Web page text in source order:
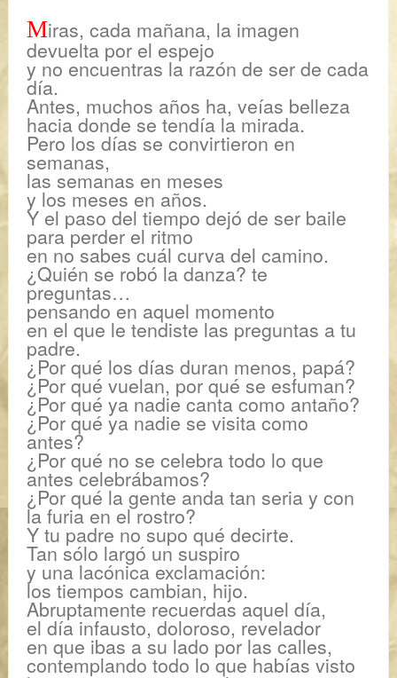
Miras, cada mañana, la imagen
devuelta por el espejo
y no encuentras la razón de ser de cada
día.
Antes, muchos años ha, veías belleza
hacia donde se tendía la mirada.
Pero los días se convirtieron en
semanas,
las semanas en meses
y los meses en años.
Y el paso del tiempo dejó de ser baile
para perder el ritmo
en no sabes cuál curva del camino.
¿Quién se robó la danza? te
preguntas…
pensando en aquel momento
en el que le tendiste las preguntas a tu
padre.
¿Por qué los días duran menos, papá?
¿Por qué vuelan, por qué se esfuman?
¿Por qué ya nadie canta como antaño?
¿Por qué ya nadie se visita como
antes?
¿Por qué no se celebra todo lo que
antes celebrábamos?
¿Por qué la gente anda tan seria y con
la furia en el rostro?
Y tu padre no supo qué decirte.
Tan sólo largó un suspiro
y una lacónica exclamación:
los tiempos cambian, hijo.
Abruptamente recuerdas aquel día,
el día infausto, doloroso, revelador
en que ibas a su lado por las calles,
contemplando todo lo que habías visto